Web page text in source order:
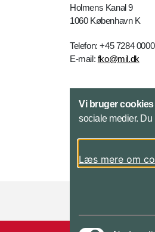
Holmens Kanal 9
1060 København K
Telefon: +45 7284 0000
E-mail: fko@mil.dk
Kontakt
Vi bruger
sociale medier.
Læs mere om